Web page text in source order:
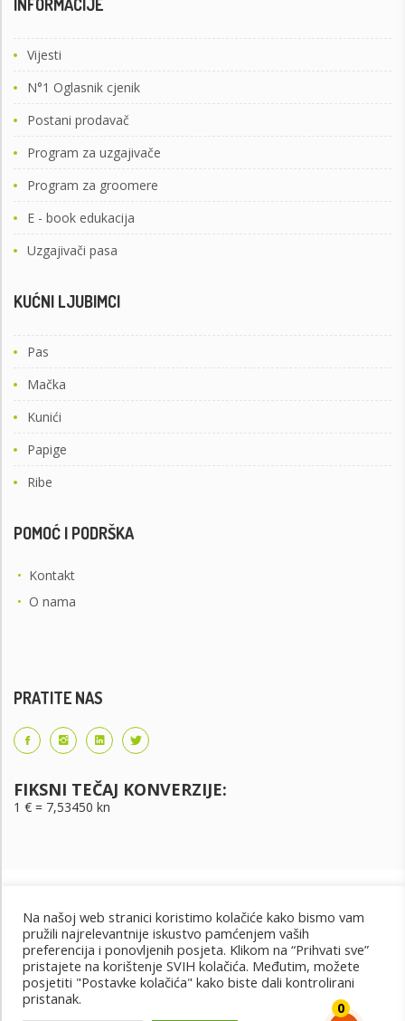
0
INFORMACIJE
Vijesti
N°1 Oglasnik cjenik
Postani prodavač
Program za uzgajivače
Program za groomere
E - book edukacija
Uzgajivači pasa
KUĆNI LJUBIMCI
Pas
Mačka
Kunići
Papige
Ribe
POMOĆ I PODRŠKA
• Kontakt
• O nama
PRATITE NAS
FIKSNI TEČAJ KONVERZIJE:
1 € = 7,53450 kn
Uvjeti korištenja Uvjeti kupnje
Cjenik oglašavanja
@2022 - Design by: PET PORTAL
Na našoj web stranici koristimo kolačiće kako bismo vam
pružili najrelevantnije iskustvo pamćenjem vaših
preferencija i ponovljenih posjeta. Klikom na “Prihvati sve”
pristajete na korištenje SVIH kolačića. Međutim, možete
posjetiti "Postavke kolačića" kako biste dali kontrolirani
pristanak.